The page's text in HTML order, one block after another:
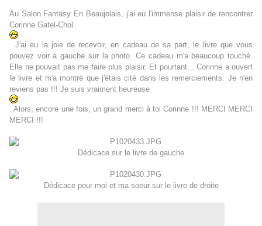
Au Salon Fantasy En Beaujolais, j'ai eu l'immense plaisir de rencontrer
Corinne Gatel-Chol
. J'ai eu la joie de recevoir, en cadeau de sa part, le livre que vous
pouvez voir à gauche sur la photo. Ce cadeau m'a beaucoup touché.
Elle ne pouvait pas me faire plus plaisir. Et pourtant... Corinne a ouvert
le livre et m'a montré que j'étais cité dans les remerciements. Je n'en
reviens pas !!! Je suis vraiment heureuse
. Alors, encore une fois, un grand merci à toi Corinne !!! MERCI MERCI
MERCI !!!
Dédicace sur le livre de gauche
Dédicace pour moi et ma soeur sur le livre de droite